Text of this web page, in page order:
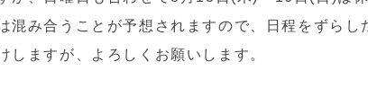
混み合うことが予想されますので、日程をずらし
しますが、よろしくお願いします。